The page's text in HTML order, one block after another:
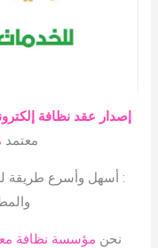
إصدار عقد نظافة
معتمد
: أسهل وأسرع
نحن مؤسسة نظافة